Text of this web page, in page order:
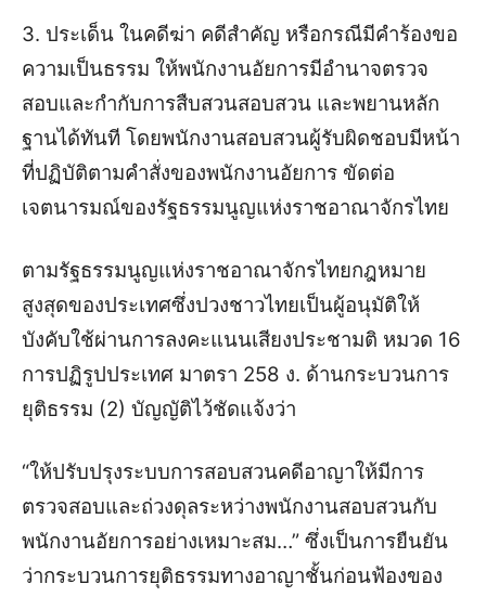
3. ประเด็น ในคดีฆ่า คดีสำคัญ หรือกรณีมีคำร้องขอ
ความเป็นธรรม ให้พนักงานอัยการมีอำนาจตรวจ
สอบและกำกับการสืบสวนสอบสวน และพยานหลัก
ฐานได้ทันที โดยพนักงานสอบสวนผู้รับผิดชอบมีหน้า
ที่ปฏิบัติตามคำสั่งของพนักงานอัยการ ขัดต่อ
เจตนารมณ์ของรัฐธรรมนูญแห่งราชอาณาจักรไทย
ตามรัฐธรรมนูญแห่งราชอาณาจักรไทยกฎหมาย
สูงสุดของประเทศซึ่งปวงชาวไทยเป็นผู้อนุมัติให้
บังคับใช้ผ่านการลงคะแนนเสียงประชามติ หมวด 16
การปฏิรูปประเทศ มาตรา 258 ง. ด้านกระบวนการ
ยุติธรรม (2) บัญญัติไว้ชัดแจ้งว่า
“ให้ปรับปรุงระบบการสอบสวนคดีอาญาให้มีการ
ตรวจสอบและถ่วงดุลระหว่างพนักงานสอบสวนกับ
พนักงานอัยการอย่างเหมาะสม…” ซึ่งเป็นการยืนยัน
ว่ากระบวนการยุติธรรมทางอาญาชั้นก่อนฟ้องของ